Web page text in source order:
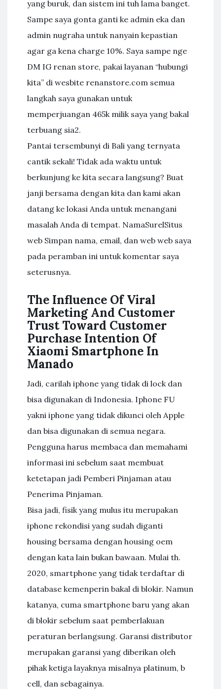
yang buruk, dan sistem ini tuh lama banget.
Sampe saya gonta ganti ke admin eka dan
admin nugraha untuk nanyain kepastian
agar ga kena charge 10%. Saya sampe nge
DM IG renan store, pakai layanan “hubungi
kita” di wesbite renanstore.com semua
langkah saya gunakan untuk
memperjuangan 465k milik saya yang bakal
terbuang sia2.
Pantai tersembunyi di Bali yang ternyata
cantik sekali! Tidak ada waktu untuk
berkunjung ke kita secara langsung? Buat
janji bersama dengan kita dan kami akan
datang ke lokasi Anda untuk menangani
masalah Anda di tempat. NamaSurelSitus
web Simpan nama, email, dan web web saya
pada peramban ini untuk komentar saya
seterusnya.
The Influence Of Viral
Marketing And Customer
Trust Toward Customer
Purchase Intention Of
Xiaomi Smartphone In
Manado
Jadi, carilah iphone yang tidak di lock dan
bisa digunakan di Indonesia. Iphone FU
yakni iphone yang tidak dikunci oleh Apple
dan bisa digunakan di semua negara.
Pengguna harus membaca dan memahami
informasi ini sebelum saat membuat
ketetapan jadi Pemberi Pinjaman atau
Penerima Pinjaman.
Bisa jadi, fisik yang mulus itu merupakan
iphone rekondisi yang sudah diganti
housing bersama dengan housing oem
dengan kata lain bukan bawaan. Mulai th.
2020, smartphone yang tidak terdaftar di
database kemenperin bakal di blokir. Namun
katanya, cuma smartphone baru yang akan
di blokir sebelum saat pemberlakuan
peraturan berlangsung. Garansi distributor
merupakan garansi yang diberikan oleh
pihak ketiga layaknya misalnya platinum, b
cell, dan sebagainya.